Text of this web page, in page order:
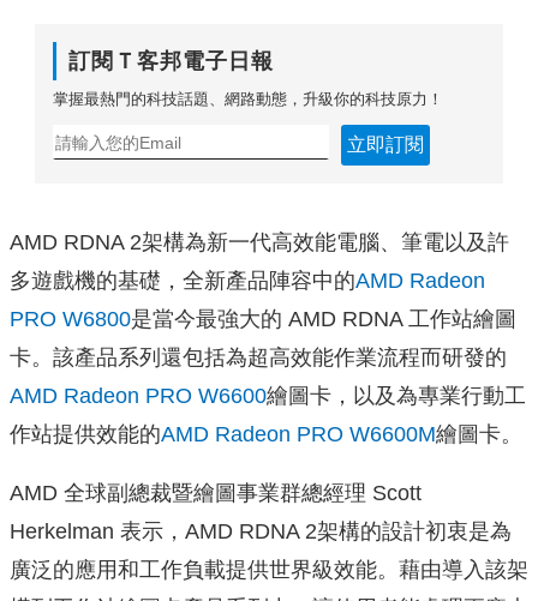
訂閱Ｔ客邦電子日報
掌握最熱門的科技話題、網路動態，升級你的科技原力！
立即訂閱
AMD RDNA 2架構為新一代高效能電腦、筆電以及許
多遊戲機的基礎，全新產品陣容中的AMD Radeon
PRO W6800是當今最強大的 AMD RDNA 工作站繪圖
卡。 該產品系列還包括為超高效能作業流程而研發的
AMD Radeon PRO W6600繪圖卡，以及為專業行動工
作站提供效能的AMD Radeon PRO W6600M繪圖卡。
AMD 全球副總裁暨繪圖事業群總經理 Scott
Herkelman 表示，AMD RDNA 2架構的設計初衷是為
廣泛的應用和工作負載提供世界級效能。 藉由導入該架